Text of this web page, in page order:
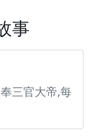
事
三官大帝,每